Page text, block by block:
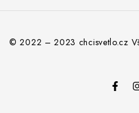
© 2022 – 2023 chcisvetlo.cz